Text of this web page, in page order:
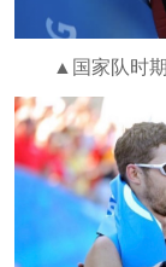
▲国家队时